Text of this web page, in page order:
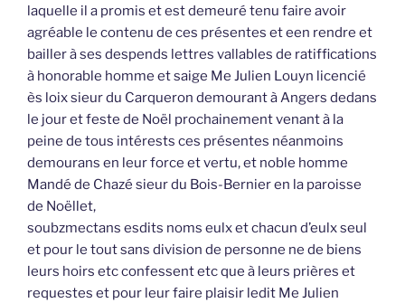
laquelle il a promis et est demeuré tenu faire avoir
agréable le contenu de ces présentes et een rendre et
bailler à ses despends lettres vallables de ratiffications
à honorable homme et saige Me Julien Louyn licencié
ès loix sieur du Carqueron demourant à Angers dedans
le jour et feste de Noël prochainement venant à la
peine de tous intérests ces présentes néanmoins
demourans en leur force et vertu, et noble homme
Mandé de Chazé sieur du Bois-Bernier en la paroisse
de Noëllet,
soubzmectans esdits noms eulx et chacun d’eulx seul
et pour le tout sans division de personne ne de biens
leurs hoirs etc confessent etc que à leurs prières et
requestes et pour leur faire plaisir ledit Me Julien